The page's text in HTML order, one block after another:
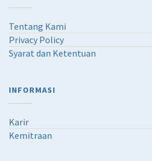
Tentang Kami
Privacy Policy
Syarat dan Ketentuan
INFORMASI
Karir
Kemitraan